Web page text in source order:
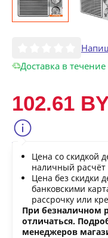
Доставка в
102.61
Цена со скидкой
наличный расчёт
Цена без скидки
банковскими
рассрочку или
При безналичном
отличаться.
менеджеров
Нашли дешевле?